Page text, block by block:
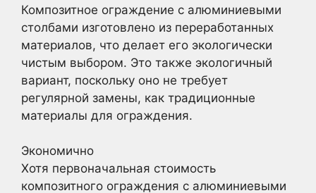
Композитное ограждение с алюминиевыми
столбами изготовлено из переработанных
материалов, что делает его экологически
чистым выбором. Это также экологичный
вариант, поскольку оно не требует
регулярной замены, как традиционные
материалы для ограждения.
Экономично
Хотя первоначальная стоимость
композитного ограждения с алюминиевыми